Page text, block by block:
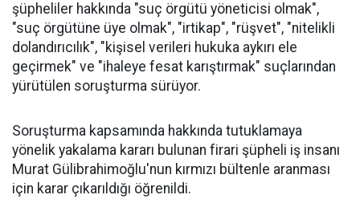
şüpheliler hakkında "suç örgütü yöneticisi olmak",
"suç örgütüne üye olmak", "irtikap", "rüşvet", "nitelikli
dolandırıcılık", "kişisel verileri hukuka aykırı ele
geçirmek" ve "ihaleye fesat karıştırmak" suçlarından
yürütülen soruşturma sürüyor.
Soruşturma kapsamında hakkında tutuklamaya
yönelik yakalama kararı bulunan firari şüpheli iş insanı
Murat Gülibrahimoğlu'nun kırmızı bültenle aranması
için karar çıkarıldığı öğrenildi.